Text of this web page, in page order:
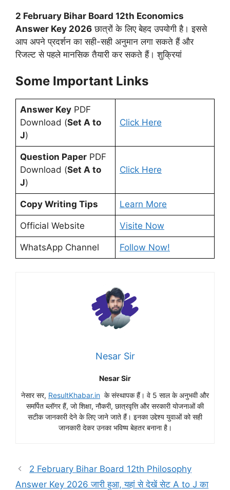
2 February Bihar Board 12th Economics
Answer Key 2026 छात्रों के लिए बेहद उपयोगी है। इससे
आप अपने प्रदर्शन का सही-सही अनुमान लगा सकते हैं और
रिजल्ट से पहले मानसिक तैयारी कर सकते हैं। शुक्रियां
Some Important Links
Answer Key PDF
Download (Set A to
J)
Click Here
Question Paper PDF
Download (Set A to
J)
Click Here
Copy Writing Tips Learn More
Official Website Visite Now
WhatsApp Channel Follow Now!
Nesar Sir
Nesar Sir
नेसार सर, ResultKhabar.in के संस्थापक हैं। वे 5 साल के अनुभवी और
समर्पित ब्लॉगर हैं, जो शिक्षा, नौकरी, छात्रवृत्ति और सरकारी योजनाओं की
सटीक जानकारी देने के लिए जाने जाते हैं। इनका उद्देश्य युवाओं को सही
जानकारी देकर उनका भविष्य बेहतर बनाना है।
2 February Bihar Board 12th Philosophy
Answer Key 2026 जारी हुआ, यहां से देखें सेट A to J का